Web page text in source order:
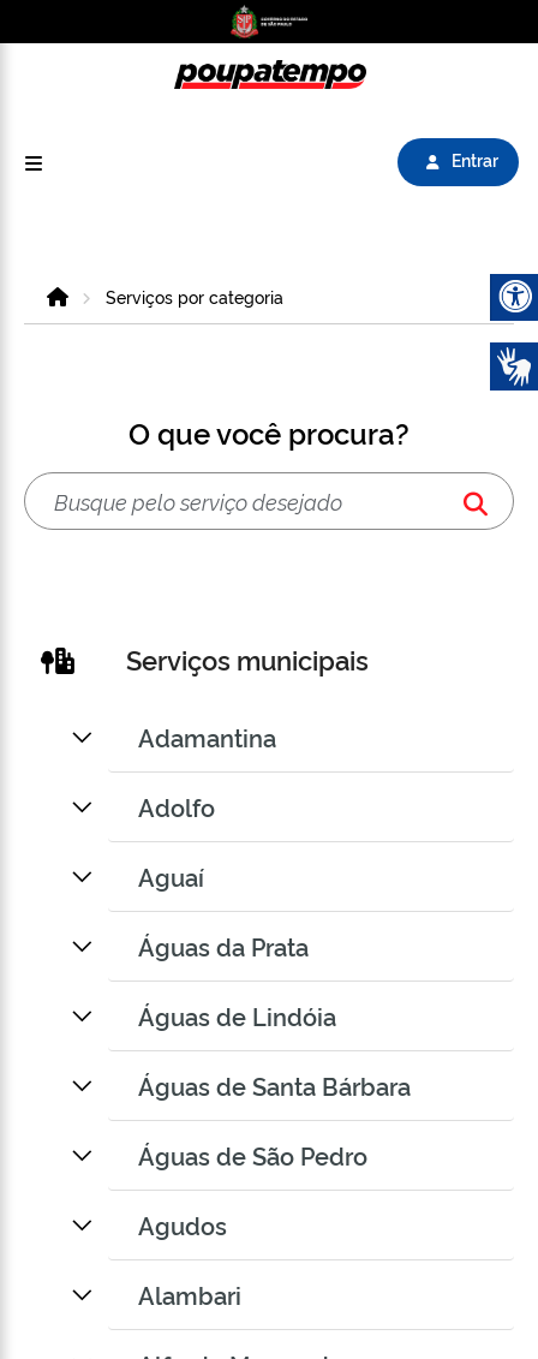
Entrar
HomeServiços por categoria
O que você procura?
Serviços municipais
Adamantina
Adolfo
Aguaí
Águas da Prata
Águas de Lindóia
Águas de Santa Bárbara
Águas de São Pedro
Agudos
Alambari